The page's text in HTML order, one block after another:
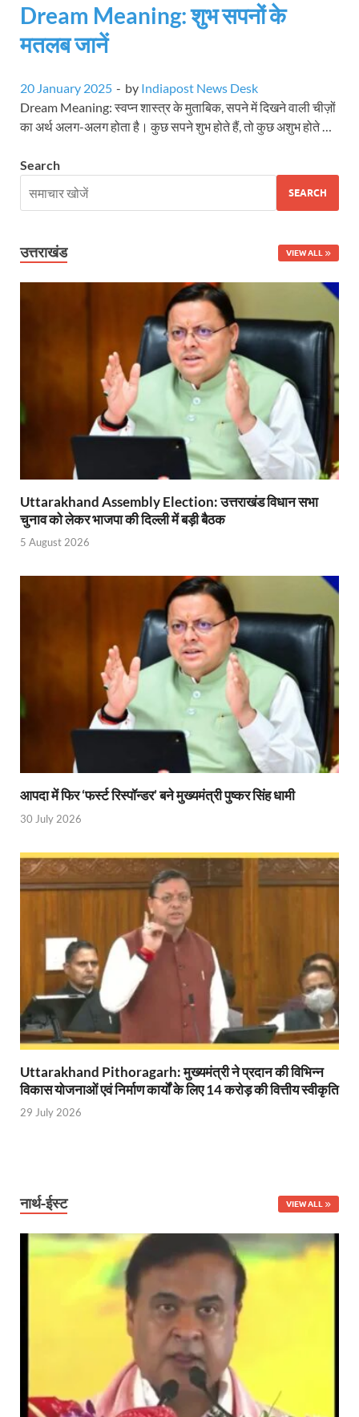
Dream Meaning: शुभ सपनों के
मतलब जानें
20 January 2025 - by Indiapost News Desk
Dream Meaning: स्वप्न शास्त्र के मुताबिक, सपने में दिखने वाली चीज़ों
का अर्थ अलग-अलग होता है। कुछ सपने शुभ होते हैं, तो कुछ अशुभ होते …
Search
SEARCH
उत्तराखंड VIEW ALL
Uttarakhand Assembly Election: उत्तराखंड विधान सभा
चुनाव को लेकर भाजपा की दिल्ली में बड़ी बैठक
5 August 2026
आपदा में फिर ‘फर्स्ट रिस्पॉन्डर’ बने मुख्यमंत्री पुष्कर सिंह धामी
30 July 2026
Uttarakhand Pithoragarh: मुख्यमंत्री ने प्रदान की विभिन्न
विकास योजनाओं एवं निर्माण कार्यों के लिए 14 करोड़ की वित्तीय स्वीकृति
29 July 2026
नार्थ-ईस्ट VIEW ALL